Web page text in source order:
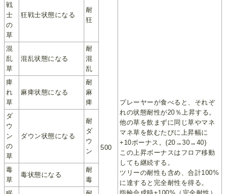
500
プレーヤーが食べると、それぞ
れの状態耐性が20％上昇する。
他の草を飲まずに同じ草やマネ
マネ草を飲むたびに上昇幅に
+10ボーナス。(20→30→40)
この上昇ボーナスはフロア移動
しても継続する。
ツリーの耐性も含め、合計100%
に達すると完全耐性を得る。
戦
士
の
草
狂戦士状態になる
耐
狂
混
乱
草
混乱状態になる
耐
混
乱
痺
れ
草
麻痺状態になる
耐
麻
痺
ダ
ウ
ン
の
草
ダウン状態になる
耐
ダ
ウ
ン
毒
草
毒状態になる
耐
毒